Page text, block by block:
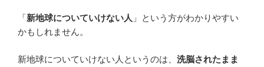
「新地球についていけない人 」という方がわかりやすい
かもしれません。
新地球についていけない人というのは、 洗脳されたまま